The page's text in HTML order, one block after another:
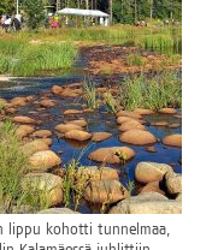
lip­pu kohot­ti tun­nel­maa,